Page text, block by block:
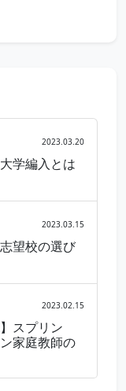
2023.03.20
学編入とは
2023.03.15
望校の選び
2023.02.15
スプリン
家庭教師の